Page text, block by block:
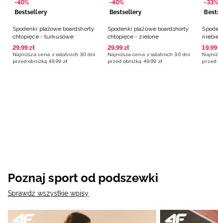
-40%
Bestsellery
Spodenki plażowe boardshorty
chłopięce - turkusowe
29,99 zł
Najniższa cena z ostatnich 30 dni
przed obniżką 49,99 zł
-40%
Bestsellery
Spodenki plażowe boardshorty
chłopięce - zielone
29,99 zł
Najniższa cena z ostatnich 30 dni
przed obniżką 49,99 zł
-33%
19,99
przed
Poznaj sport od podszewki
Sprawdź wszystkie wpisy